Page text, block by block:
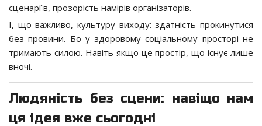
сценаріїв, прозорість намірів організаторів.
І, що важливо, культуру виходу: здатність прокинутися
без провини. Бо у здоровому соціальному просторі не
тримають силою. Навіть якщо це простір, що існує лише
вночі.
Людяність без сцени: навіщо нам
ця ідея вже сьогодні